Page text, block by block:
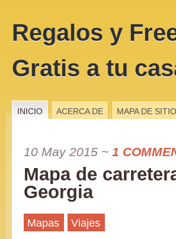
Regalos y
Gratis a tu
INICIO ACERCA DE MAPA DE SITIO
10 May 2015 ~ 1
Mapa de
Georgia
Mapas Viajes